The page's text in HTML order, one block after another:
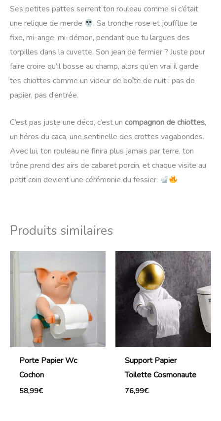
Ses petites pattes serrent ton rouleau comme si c’était
une relique de merde
. Sa tronche rose et joufflue te
fixe, mi-ange, mi-démon, pendant que tu largues des
torpilles dans la cuvette. Son jean de fermier ? Juste pour
faire croire qu’il bosse au champ, alors qu’en vrai il garde
tes chiottes comme un videur de boîte de nuit : pas de
papier, pas d’entrée.
C’est pas juste une déco, c’est un compagnon de chiottes,
un héros du caca, une sentinelle des crottes vagabondes.
Avec lui, ton rouleau ne finira plus jamais par terre, ton
trône prend des airs de cabaret porcin, et chaque visite au
petit coin devient une cérémonie du fessier.
Produits similaires
Porte Papier Wc
Cochon
58,99€
Support Papier
Toilette Cosmonaute
76,99€